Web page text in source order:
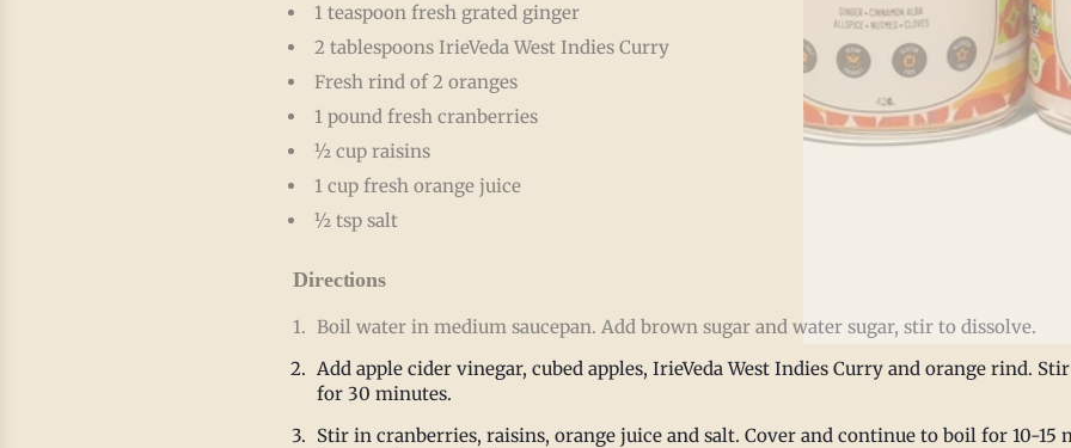
1 teaspoon fresh grated ginger
2 tablespoons IrieVeda West Indies Curry
Fresh rind of 2 oranges
1 pound fresh cranberries
½ cup raisins
1 cup fresh orange juice
½ tsp salt
Directions
Boil water in medium saucepan. Add brown sugar and water sugar, stir to dissolve.
Add apple cider vinegar, cubed apples, IrieVeda West Indies Curry and orange rind.
for 30 minutes.
Stir in cranberries, raisins, orange juice and salt. Cover and continue to boil for 10-